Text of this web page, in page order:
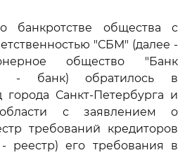
банкротстве общества с
"СБМ" (далее -
общество "Банк
- банк) обратилось в
Санкт-Петербурга и
области с заявлением о
требований кредиторов
реестр) его требования в